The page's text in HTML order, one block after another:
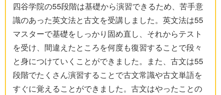
四谷学院の55段階は基礎から演習できるため、苦手意
識のあった英文法と古文を受講しました。英文法は55
マスターで基礎をしっかり固め直し、それからテスト
を受け、間違えたところを何度も復習することで段々
と身につけていくことができました。また、古文は55
段階でたくさん演習することで古文常識や古文単語を
すぐに覚えることができました。古文はやったことの